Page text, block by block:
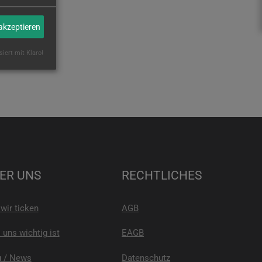
UNS
ticken
uns wichtig ist
/ News
RECHTLICHES
AGB
EAGB
Datenschutz
mit Klaro!